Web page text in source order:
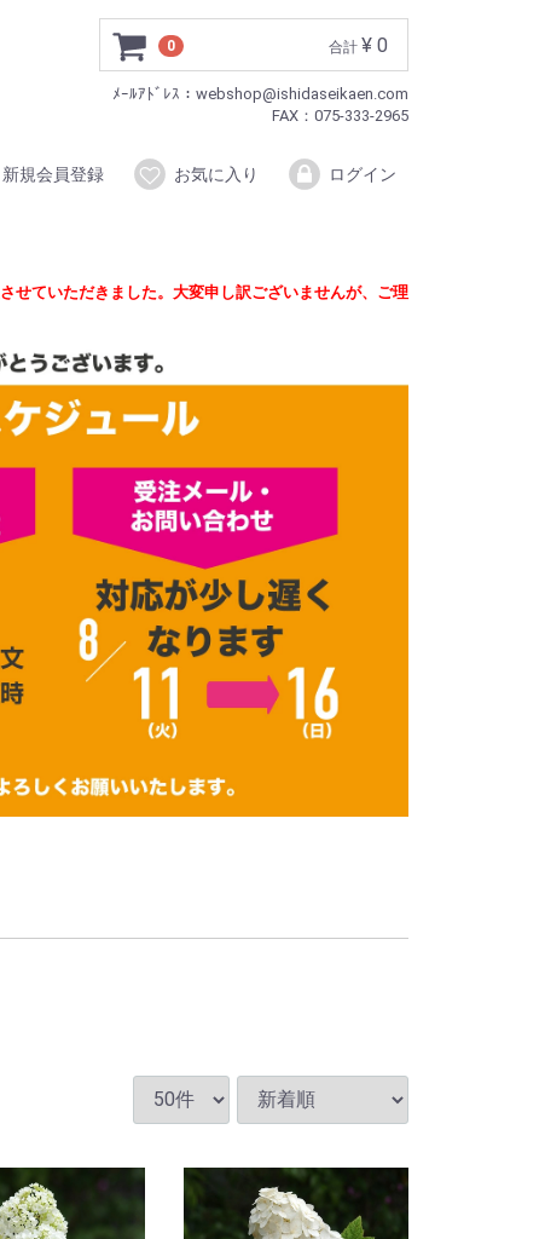
0 合計 ¥ 0
ﾒｰﾙｱﾄﾞﾚｽ：webshop@ishidaseikaen.com
FAX：075-333-2965
新規会員登録 お気に入り ログイン
せていただきました。大変申し訳ございませんが、ご理